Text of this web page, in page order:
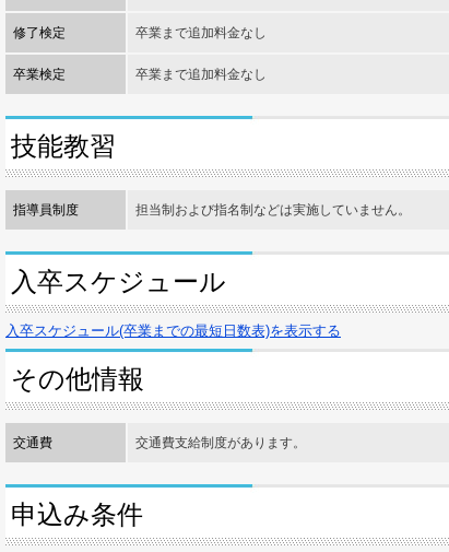
修了検定 卒業まで追加料金なし
卒業検定 卒業まで追加料金なし
技能教習
指導員制度 担当制および指名制などは実施していません。
入卒スケジュール
入卒スケジュール(卒業までの最短日数表)を表示する
その他情報
交通費 交通費支給制度があります。
申込み条件